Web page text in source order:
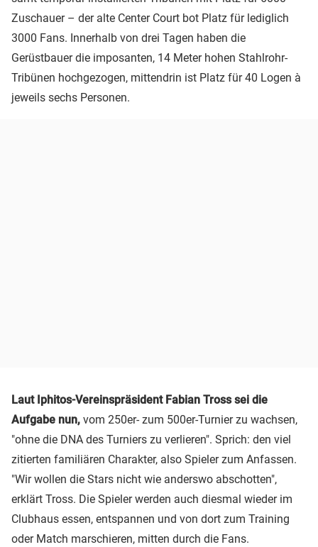
Zuschauer – der alte Center Court bot Platz für lediglich
3000 Fans. Innerhalb von drei Tagen haben die
Gerüstbauer die imposanten, 14 Meter hohen Stahlrohr-
Tribünen hochgezogen, mittendrin ist Platz für 40 Logen à
jeweils sechs Personen.
Laut Iphitos-Vereinspräsident Fabian Tross sei die
Aufgabe nun, vom 250er- zum 500er-Turnier zu wachsen,
"ohne die DNA des Turniers zu verlieren". Sprich: den viel
zitierten familiären Charakter, also Spieler zum Anfassen.
"Wir wollen die Stars nicht wie anderswo abschotten",
erklärt Tross. Die Spieler werden auch diesmal wieder im
Clubhaus essen, entspannen und von dort zum Training
oder Match marschieren, mitten durch die Fans.